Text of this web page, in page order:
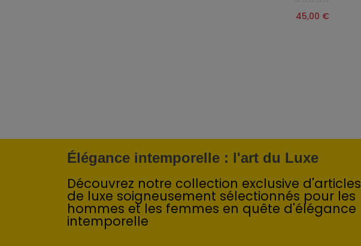
45,00 €
Élégance intemporelle : l'art du Luxe
Découvrez notre collection exclusive d'articles
de luxe soigneusement sélectionnés pour les
hommes et les femmes en quête d'élégance
intemporelle